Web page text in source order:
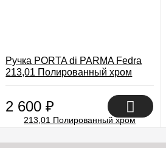
Ручка PORTA di PARMA Fedra
213,01 Полированный хром
2 600₽